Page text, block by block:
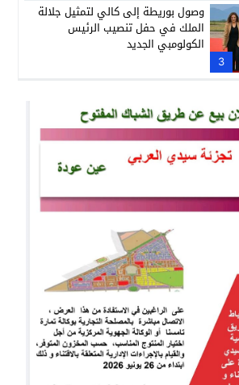
3
وصول بوريطة إلى كالي لتمثيل جلالة
الملك في حفل تنصيب الرئيس
الكولومبي الجديد